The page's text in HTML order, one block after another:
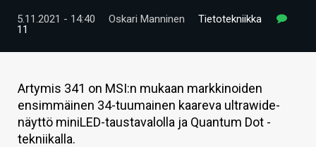
TECHBBS
KAUPPA
VAIHDA TEEMA
5.11.2021 - 14:40 Oskari Manninen
Tietotekniikka
11
Artymis 341 on MSI:n mukaan markkinoiden
ensimmäinen 34-tuumainen kaareva ultrawide-
näyttö miniLED-taustavalolla ja Quantum Dot -
tekniikalla.